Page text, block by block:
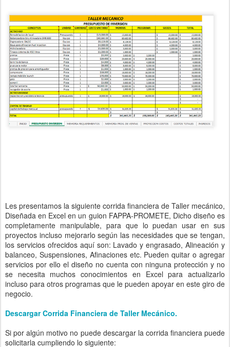
Les presentamos la siguiente corrida financiera de Taller mecánico,
Diseñada en Excel en un guion FAPPA-PROMETE, Dicho diseño es
completamente manipulable, para que lo puedan usar en sus
proyectos incluso mejorarlo según las necesidades que se tengan,
los servicios ofrecidos aquí son: Lavado y engrasado, Alineación y
balanceo, Suspensiones, Afinaciones etc. Pueden quitar o agregar
servicios por ello el diseño no cuenta con ninguna protección y no
se necesita muchos conocimientos en Excel para actualizarlo
incluso para otros programas que le pueden apoyar en este giro de
negocio.
Descargar Corrida Financiera de Taller Mecánico.
Si por algún motivo no puede descargar la corrida financiera puede
solicitarla cumpliendo lo siguiente: